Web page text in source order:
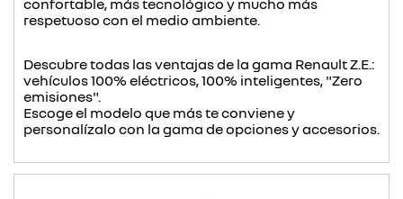
confortable, más tecnológico y mucho más
respetuoso con el medio ambiente.
Descubre todas las ventajas de la gama Renault Z.E.:
vehículos 100% eléctricos, 100% inteligentes, "Zero
emisiones".
Escoge el modelo que más te conviene y
personalízalo con la gama de opciones y accesorios.